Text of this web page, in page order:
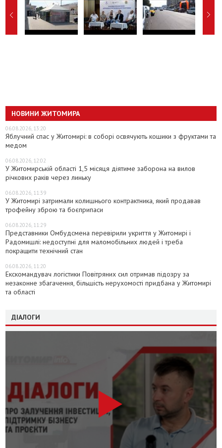
НОВИНИ ЖИТОМИРА
06.08.2026, 13:20
Яблучний спас у Житомирі: в соборі освячують кошики з фруктами та
медом
06.08.2026, 12:02
У Житомирській області 1,5 місяця діятиме заборона на вилов
річкових раків через линьку
06.08.2026, 11:39
У Житомирі затримали колишнього контрактника, який продавав
трофейну зброю та боєприпаси
06.08.2026, 11:29
Представники Омбудсмена перевірили укриття у Житомирі і
Радомишлі: недоступні для маломобільних людей і треба
покращити технічний стан
06.08.2026, 11:20
Екскомандувач логістики Повітряних сил отримав підозру за
незаконне збагачення, більшість нерухомості придбана у Житомирі
та області
ДІАЛОГИ